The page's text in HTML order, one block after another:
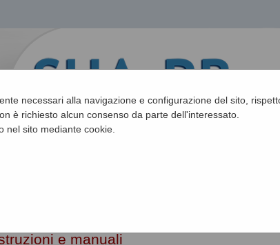
necessari alla navigazione e configurazione del sito,
è richiesto alcun consenso da parte dell'interessato.
nel sito mediante cookie.
e manuali